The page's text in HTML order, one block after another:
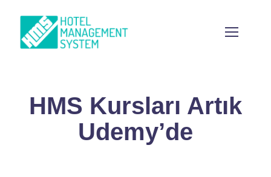
HMS Kursları Artık
Udemy’de